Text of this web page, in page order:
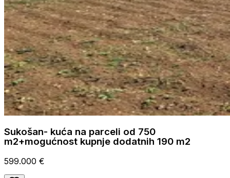
Sukošan- kuća na parceli od 750
m2+mogućnost kupnje dodatnih 190 m2
599.000 €